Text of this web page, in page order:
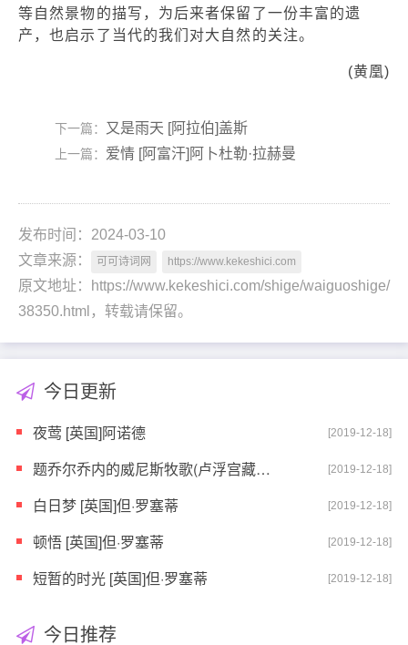
等自然景物的描写，为后来者保留了一份丰富的遗
产，也启示了当代的我们对大自然的关注。
(黄凰)
下一篇： 又是雨天 [阿拉伯]盖斯
上一篇： 爱情 [阿富汗]阿卜杜勒·拉赫曼
发布时间：2024-03-10
文章来源：
可可诗词网 https://www.kekeshici.com
原文地址：https://www.kekeshici.com/shige/waiguoshige/
38350.html，转载请保留。
今日更新
夜莺 [英国]阿诺德 [2019-12-18]
题乔尔乔内的威尼斯牧歌(卢浮宫藏画) [英国]但·罗塞 [2019-12-18]
白日梦 [英国]但·罗塞蒂 [2019-12-18]
顿悟 [英国]但·罗塞蒂 [2019-12-18]
短暂的时光 [英国]但·罗塞蒂 [2019-12-18]
今日推荐